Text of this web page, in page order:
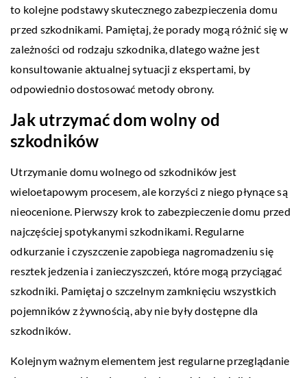
to kolejne podstawy skutecznego zabezpieczenia domu
przed szkodnikami. Pamiętaj, że porady mogą różnić się w
zależności od rodzaju szkodnika, dlatego ważne jest
konsultowanie aktualnej sytuacji z ekspertami, by
odpowiednio dostosować metody obrony.
Jak utrzymać dom wolny od
szkodników
Utrzymanie domu wolnego od szkodników jest
wieloetapowym procesem, ale korzyści z niego płynące są
nieocenione. Pierwszy krok to zabezpieczenie domu przed
najczęściej spotykanymi szkodnikami. Regularne
odkurzanie i czyszczenie zapobiega nagromadzeniu się
resztek jedzenia i zanieczyszczeń, które mogą przyciągać
szkodniki. Pamiętaj o szczelnym zamknięciu wszystkich
pojemników z żywnością, aby nie były dostępne dla
szkodników.
Kolejnym ważnym elementem jest regularne przeglądanie